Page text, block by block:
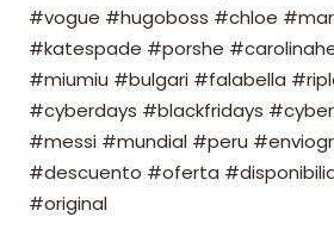
#vogue #hugoboss #chloe
#katespade #porshe
#miumiu #bulgari #falabella
#cyberdays #blackfridays
#messi #mundial #peru
#descuento #oferta
#original